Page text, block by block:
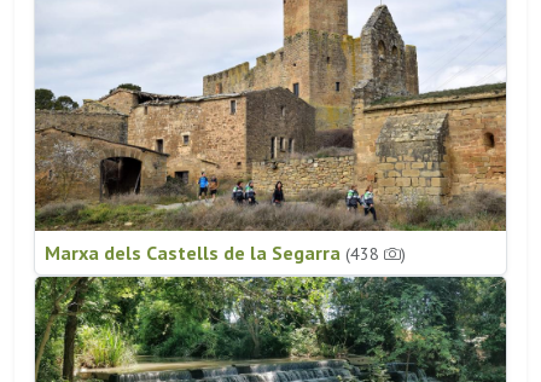
Marxa dels Castells de la Segarra (438 )